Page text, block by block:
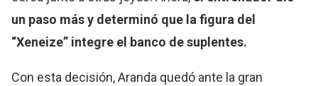
un paso más y determinó que la figura del
“Xeneize” integre el banco de suplentes.
Con esta decisión, Aranda quedó ante la gran